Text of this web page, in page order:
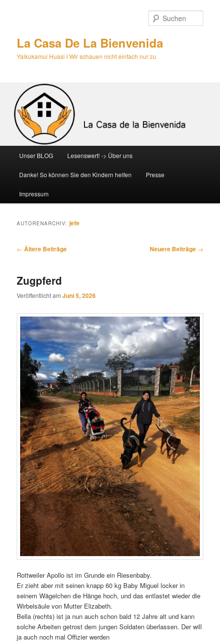
La Casa De La Bienvenida
Yaikukamui Huasi I Wir schauen nicht einfach nur zu
Unser BLOG Lesenswert! -> Über uns
Danke! So können Sie den Kindern helfen Presse
Impressum
AUTORENARCHIV: jefe
Beitragsnavigation
← Ältere Beiträge Neuere Beiträge →
Zugpferd
Veröffentlicht amJuni 5, 2026
Rottweiler Apollo ist im Grunde ein Riesenbaby.
Er zieht aber mit seinen knapp 60 kg Baby Miguel locker in
seinem Wägelchen die Hänge hoch, und das entlastet wieder die
Wirbelsäule von Mutter Elizabeth.
Bella (rechts) ist ja nun auch schon bald 12 Jahre alt und kann
solche Arbeiten getrost dem jungen Soldaten überlassen. Der will
ja auch noch mal Offizier werden